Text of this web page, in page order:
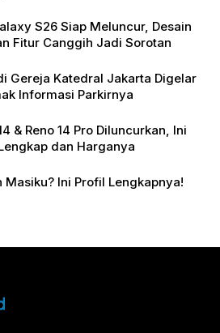
S26 Siap Meluncur, Desain
Fitur Canggih Jadi Sorotan
Gereja Katedral Jakarta Digelar
Informasi Parkirnya
& Reno 14 Pro Diluncurkan, Ini
dan Harganya
Masiku? Ini Profil Lengkapnya!